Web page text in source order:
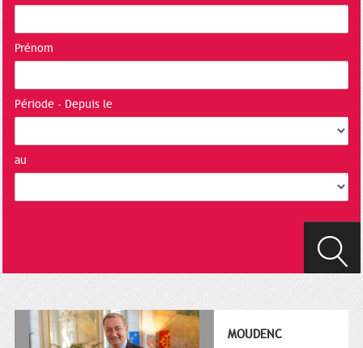
Prénom
Période - Depuis le
au
MOUDENC